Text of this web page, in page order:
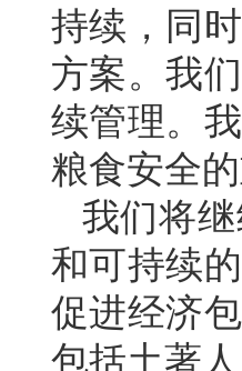
持续，同
方案。我
续管理。
粮食安全
我们将
和可持续
促进经济
包括土著